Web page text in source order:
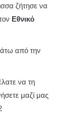
ζήτησε να
Εθνικό
από την
να τη
μαζί μας